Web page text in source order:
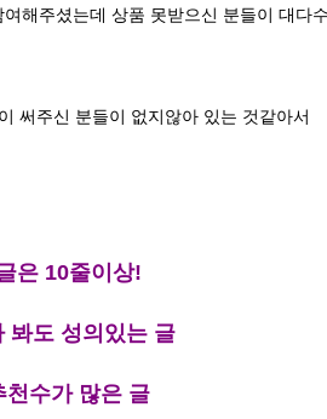
해주셨는데 상품 못받으신 분들이 대다
써주신 분들이 없지않아 있는 것같아서
은 10줄이상!
봐도 성의있는 글
천수가 많은 글